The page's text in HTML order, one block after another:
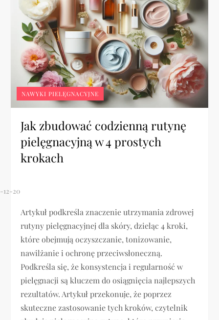
NAWYKI PIELĘGNACYJNE
Jak zbudować codzienną rutynę
pielęgnacyjną w 4 prostych
krokach
Artykuł podkreśla znaczenie utrzymania zdrowej
rutyny pielęgnacyjnej dla skóry, dzieląc 4 kroki,
które obejmują oczyszczanie, tonizowanie,
nawilżanie i ochronę przeciwsłoneczną.
Podkreśla się, że konsystencja i regularność w
pielęgnacji są kluczem do osiągnięcia najlepszych
rezultatów. Artykuł przekonuje, że poprzez
skuteczne zastosowanie tych kroków, czytelnik